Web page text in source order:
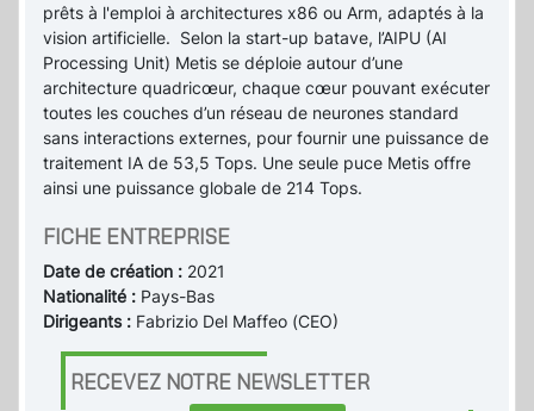
prêts à l'emploi à architectures x86 ou Arm, adaptés à la
vision artificielle. Selon la start-up batave, l’AIPU (AI
Processing Unit) Metis se déploie autour d’une
architecture quadricœur, chaque cœur pouvant exécuter
toutes les couches d’un réseau de neurones standard
sans interactions externes, pour fournir une puissance de
traitement IA de 53,5 Tops. Une seule puce Metis offre
ainsi une puissance globale de 214 Tops.
FICHE ENTREPRISE
Date de création : 2021
Nationalité : Pays-Bas
Dirigeants : Fabrizio Del Maffeo (CEO)
RECEVEZ NOTRE NEWSLETTER